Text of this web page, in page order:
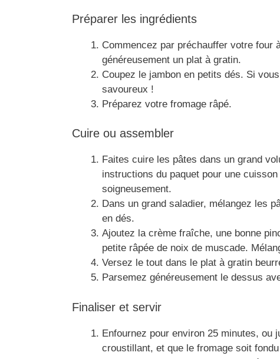
Préparer les ingrédients
Commencez par préchauffer votre four
généreusement un plat à gratin.
Coupez le jambon en petits dés. Si
savoureux !
Préparez votre fromage râpé.
Cuire ou assembler
Faites cuire les pâtes dans un grand
instructions du paquet pour une cuisson
soigneusement.
Dans un grand saladier, mélangez les
en dés.
Ajoutez la crème fraîche, une bonne
petite râpée de noix de muscade.
Versez le tout dans le plat à gratin
Parsemez généreusement le dessus
Finaliser et servir
Enfournez pour environ 25 minutes, ou
croustillant, et que le fromage soit